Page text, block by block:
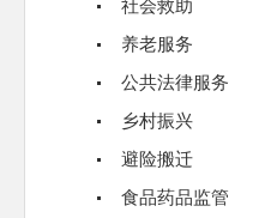
社会救助
养老服务
公共法律服务
乡村振兴
避险搬迁
食品药品监管